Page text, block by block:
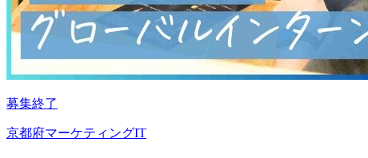
募集終了
京都府マーケティングIT